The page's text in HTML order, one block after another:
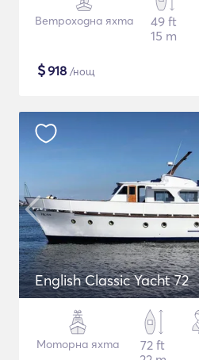
Ветроходна яхта
49 ft
15 m
$918 /нощ
English Classic Yacht 72
Моторна яхта
72 ft